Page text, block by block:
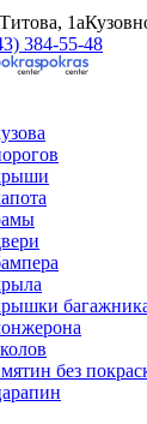
1а
384-55-48
без